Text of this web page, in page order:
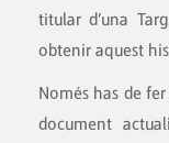
titular d’una
obtenir aquest
Només has de
document